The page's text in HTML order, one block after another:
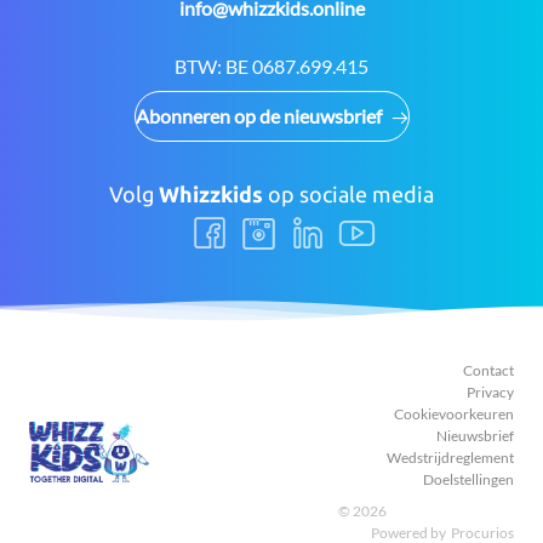
E-
info@whizzkids.online
BTW: BE 0687.699.415
Abonneren op de nieuwsbrief
Volg Whizzkids op sociale media
Volg
ons
Volg
ons
Volg
ons
Volg
ons
Contact
Privacy
Cookievoorkeuren
Nieuwsbrief
Wedstrijdreglement
Doelstellingen
© 2026
Powered by Procurios